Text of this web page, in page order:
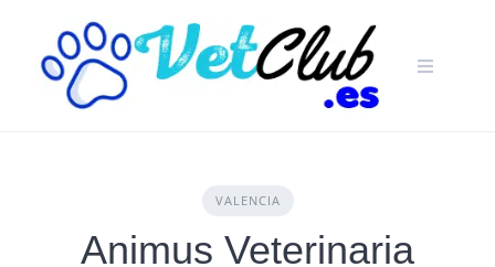
content
VALENCIA
Animus Veterinaria